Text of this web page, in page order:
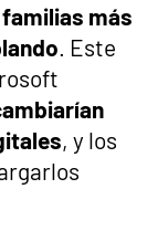
más
. Este
, y los